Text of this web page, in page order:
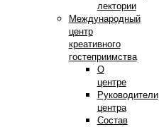
лектории
Международный
центр
креативного
гостеприимства
О
центре
Руководители
центра
Состав